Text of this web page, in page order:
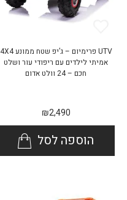
UTV פרימיום – ג’יפ שטח ממונע 4X4
אמיתי לילדים עם ריפודי עור ושלט
חכם – 24 וולט אדום
₪2,490
הוספה לסל